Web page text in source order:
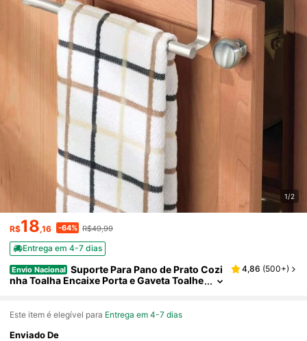
1/2
R$18,16 -64% R$49,99
Entrega em 4-7 dias
Envio Nacional Suporte Para Pano de Prato Cozi
nha Toalha Encaixe Porta e Gaveta Toalhe
4,86 (500+)
Este item é elegível para Entrega em 4-7 dias
Enviado De